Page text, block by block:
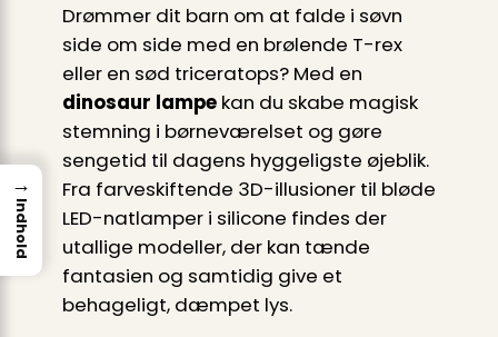
Drømmer dit barn om at falde i søvn
side om side med en brølende T-rex
eller en sød triceratops? Med en
dinosaur lampekan du skabe magisk
stemning i børneværelset og gøre
sengetid til dagens hyggeligste øjeblik.
Fra farveskiftende 3D-illusioner til bløde
LED-natlamper i silicone findes der
utallige modeller, der kan tænde
fantasien og samtidig give et
behageligt, dæmpet lys.
→
Indhold